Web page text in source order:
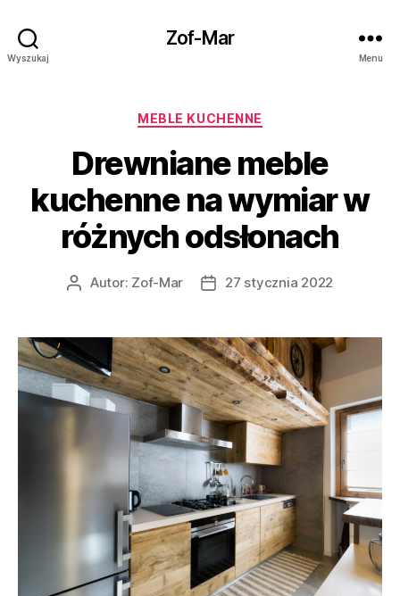
Wyszukaj
Zof-Mar
Menu
Kategorie
MEBLE KUCHENNE
Drewniane meble
kuchenne na wymiar w
różnych odsłonach
AutorAutor: Zof-Mar
Data27 stycznia 2022